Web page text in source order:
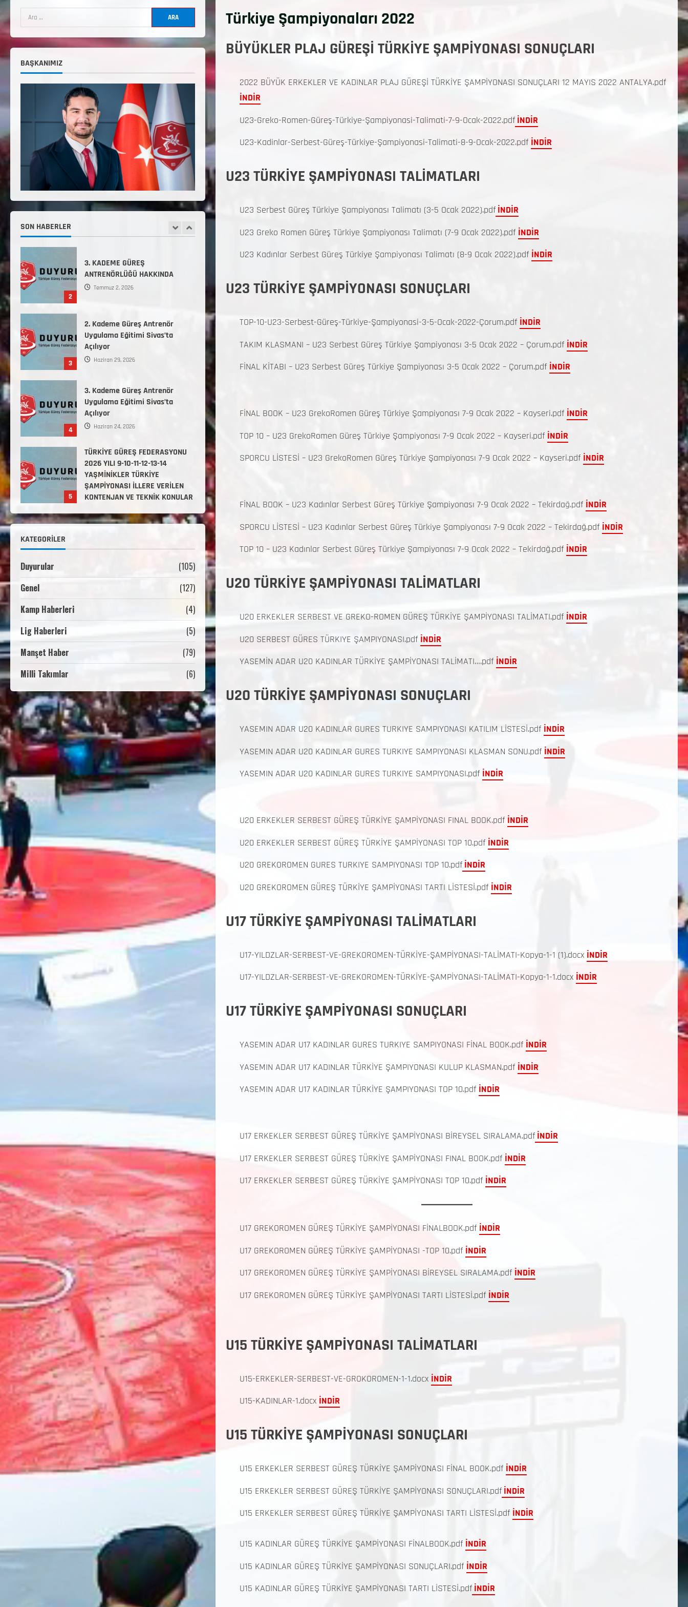
Türkiye Şampiyonaları 2022
BÜYÜKLER PLAJ GÜREŞİ TÜRKİYE ŞAMPİYONASI SONUÇLARI
2022 BÜYÜK ERKEKLER VE KADINLAR PLAJ GÜREŞİ TÜRKİYE ŞAMPİYONASI SONUÇLARI 12 MAYIS 2022 ANTALYA.pdf
İNDİR
U23-Greko-Romen-Güreş-Türkiye-Şampiyonasi-Talimati-7-9-Ocak-2022.pdf İNDİR
U23-Kadinlar-Serbest-Güreş-Türkiye-Şampiyonasi-Talimati-8-9-Ocak-2022.pdf İNDİR
U23 TÜRKİYE ŞAMPİYONASI TALİMATLARI
U23 Serbest Güreş Türkiye Şampiyonası Talimatı (3-5 Ocak 2022).pdf İNDİR
U23 Greko Romen Güreş Türkiye Şampiyonası Talimatı (7-9 Ocak 2022).pdf İNDİR
U23 Kadınlar Serbest Güreş Türkiye Şampiyonası Talimatı (8-9 Ocak 2022).pdf İNDİR
U23 TÜRKİYE ŞAMPİYONASI SONUÇLARI
TOP-10-U23-Serbest-Güreş-Türkiye-Şampiyonasi-3-5-Ocak-2022-Çorum.pdf İNDİR
TAKIM KLASMANI – U23 Serbest Güreş Türkiye Şampiyonası 3-5 Ocak 2022 – Çorum.pdf İNDİR
FİNAL KİTABI – U23 Serbest Güreş Türkiye Şampiyonası 3-5 Ocak 2022 – Çorum.pdf İNDİR
FİNAL BOOK – U23 GrekoRomen Güreş Türkiye Şampiyonası 7-9 Ocak 2022 – Kayseri.pdf İNDİR
TOP 10 – U23 GrekoRomen Güreş Türkiye Şampiyonası 7-9 Ocak 2022 – Kayseri.pdf İNDİR
SPORCU LİSTESİ – U23 GrekoRomen Güreş Türkiye Şampiyonası 7-9 Ocak 2022 – Kayseri.pdf İNDİR
FİNAL BOOK – U23 Kadınlar Serbest Güreş Türkiye Şampiyonası 7-9 Ocak 2022 – Tekirdağ.pdf İNDİR
SPORCU LİSTESİ – U23 Kadınlar Serbest Güreş Türkiye Şampiyonası 7-9 Ocak 2022 – Tekirdağ.pdf İNDİR
TOP 10 – U23 Kadınlar Serbest Güreş Türkiye Şampiyonası 7-9 Ocak 2022 – Tekirdağ.pdf İNDİR
U20 TÜRKİYE ŞAMPİYONASI TALİMATLARI
U20 ERKEKLER SERBEST VE GREKO-ROMEN GÜREŞ TÜRKİYE ŞAMPİYONASI TALİMATI.pdf İNDİR
U20 SERBEST GÜRES TÜRKIYE ŞAMPIYONASI.pdf İNDİR
YASEMİN ADAR U20 KADINLAR TÜRKİYE ŞAMPİYONASI TALİMATI….pdf İNDİR
U20 TÜRKİYE ŞAMPİYONASI SONUÇLARI
YASEMIN ADAR U20 KADINLAR GURES TURKIYE SAMPIYONASI KATILIM LİSTESİ.pdf İNDİR
YASEMIN ADAR U20 KADINLAR GURES TURKIYE SAMPIYONASI KLASMAN SONU.pdf İNDİR
YASEMIN ADAR U20 KADINLAR GURES TURKIYE SAMPIYONASI.pdf İNDİR
U20 ERKEKLER SERBEST GÜREŞ TÜRKİYE ŞAMPİYONASI FINAL BOOK.pdf İNDİR
U20 ERKEKLER SERBEST GÜREŞ TÜRKİYE ŞAMPİYONASI TOP 10.pdf İNDİR
U20 GREKOROMEN GURES TURKIYE SAMPIYONASI TOP 10.pdf İNDİR
U20 GREKOROMEN GÜREŞ TÜRKİYE ŞAMPİYONASI TARTI LİSTESİ.pdf İNDİR
U17 TÜRKİYE ŞAMPİYONASI TALİMATLARI
U17-YILDZLAR-SERBEST-VE-GREKOROMEN-TÜRKİYE-ŞAMPİYONASI-TALİMATI-Kopya-1-1 (1).docx İNDİR
U17-YILDZLAR-SERBEST-VE-GREKOROMEN-TÜRKİYE-ŞAMPİYONASI-TALİMATI-Kopya-1-1.docx İNDİR
U17 TÜRKİYE ŞAMPİYONASI SONUÇLARI
YASEMIN ADAR U17 KADINLAR GURES TURKIYE SAMPIYONASI FİNAL BOOK.pdf İNDİR
YASEMIN ADAR U17 KADINLAR TÜRKİYE ŞAMPIYONASI KULUP KLASMAN.pdf İNDİR
YASEMIN ADAR U17 KADINLAR TÜRKİYE ŞAMPIYONASI TOP 10.pdf İNDİR
U17 ERKEKLER SERBEST GÜREŞ TÜRKİYE ŞAMPİYONASI BİREYSEL SIRALAMA.pdf İNDİR
U17 ERKEKLER SERBEST GÜREŞ TÜRKİYE ŞAMPİYONASI FINAL BOOK.pdf İNDİR
U17 ERKEKLER SERBEST GÜREŞ TÜRKİYE ŞAMPİYONASI TOP 10.pdf İNDİR
U17 GREKOROMEN GÜREŞ TÜRKİYE ŞAMPİYONASI FİNALBOOK.pdf İNDİR
U17 GREKOROMEN GÜREŞ TÜRKİYE ŞAMPİYONASI -TOP 10.pdf İNDİR
U17 GREKOROMEN GÜREŞ TÜRKİYE ŞAMPİYONASI BİREYSEL SIRALAMA.pdf İNDİR
U17 GREKOROMEN GÜREŞ TÜRKİYE ŞAMPİYONASI TARTI LİSTESİ.pdf İNDİR
U15 TÜRKİYE ŞAMPİYONASI TALİMATLARI
U15-ERKEKLER-SERBEST-VE-GROKOROMEN-1-1.docx İNDİR
U15-KADINLAR-1.docx İNDİR
U15 TÜRKİYE ŞAMPİYONASI SONUÇLARI
U15 ERKEKLER SERBEST GÜREŞ TÜRKİYE ŞAMPİYONASI FİNAL BOOK.pdf İNDİR
U15 ERKEKLER SERBEST GÜREŞ TÜRKİYE ŞAMPİYONASI SONUÇLARI.pdf İNDİR
U15 ERKEKLER SERBEST GÜREŞ TÜRKİYE ŞAMPİYONASI TARTI LİSTESİ.pdf İNDİR
U15 KADINLAR GÜREŞ TÜRKİYE ŞAMPİYONASI FİNALBOOK.pdf İNDİR
U15 KADINLAR GÜREŞ TÜRKİYE ŞAMPİYONASI SONUÇLARI.pdf İNDİR
U15 KADINLAR GÜREŞ TÜRKİYE ŞAMPİYONASI TARTI LİSTESİ.pdf İNDİR
BAŞKANIMIZ
SON HABERLER
4 Haziran 24, 2026
5
YAŞMİNİKLER TÜRKİYE
ŞAMPİYONASI İLLERE VERİLEN
KONTENJAN VE TEKNİK KONULAR
HAKKINDA
Haziran 12, 2026
2. Kademe Antrenörlük Kursu
Hakkında
Temmuz 6, 2026
2
ANTRENÖRLÜĞÜ HAKKINDA
3
2. Kademe Güreş Antrenör
Uygulama Eğitimi Sivas’ta
Açılıyor
4
3. Kademe Güreş Antrenör
Uygulama Eğitimi Sivas’ta
Açılıyor
Haziran 24, 2026
5
TÜRKİYE GÜREŞ FEDERASYONU
2026 YILI 9-10-11-12-13-14
YAŞMİNİKLER TÜRKİYE
ŞAMPİYONASI İLLERE VERİLEN
KONTENJAN VE TEKNİK KONULAR
Haziran 12, 2026
1
2. Kademe Antrenörlük Kursu
Hakkında
Temmuz 6, 2026
Uygulama Eğitimi Sivas’ta
4 Haziran 24, 2026
5
TÜRKİYE GÜREŞ FEDERASYONU
2026 YILI 9-10-11-12-13-14
YAŞMİNİKLER TÜRKİYE
ŞAMPİYONASI İLLERE VERİLEN
KONTENJAN VE TEKNİK KONULAR
HAKKINDA
Haziran 12, 2026
KATEGORILER
Duyurular
(105)
Genel
(127)
Kamp Haberleri
(4)
Lig Haberleri
(5)
Manşet Haber
(79)
Milli Takımlar
(6)